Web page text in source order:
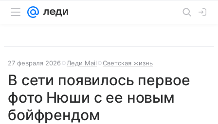
27 февраля 2026 Леди Mail Светская жизнь
В сети появилось первое
фото Нюши с ее новым
бойфрендом